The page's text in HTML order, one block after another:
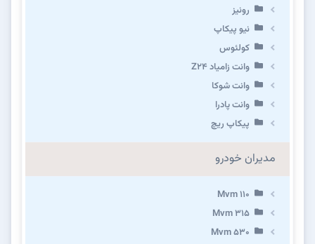
رونیز
نیو پیکاپ
كولئوس
وانت زامیاد Z24
وانت شوکا
وانت پادرا
پیکاپ ریچ
مدیران خودرو
Mvm 110
Mvm 315
Mvm 530